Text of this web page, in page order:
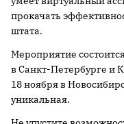
прокачать
штата.
Мероприятие
в Санкт-Петербурге и
18 ноября в
уникальная.